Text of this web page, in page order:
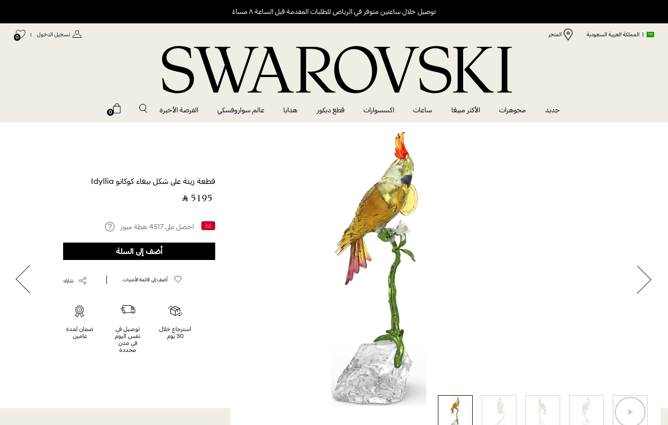
توصيل خلال ساعتين متوفر في الرياض للطلبات المقدمة قبل الساعة ٨ مساءً
| المملكة العربية السعودية المتجر تسجيل الدخول |
0
جديد مجوهرات الأكثر مبيعًا ساعات اكسسوارات قطع ديكور هدايا عالم سواروفسكي الفرصة الأخيرة 0
قطعة زينة على شكل ببغاء كوكاتو Idyllia
‎ ⃁ ⁦5195⁩ ‎
احصل على 4517 نقطة ميوز
أضف إلى السلة
أضف إلى قائمة الأمنيات شارك
استرجاع خلال
30 يوم
توصيل في
نفس اليوم
في مدن
محددة
ضمان لمدة
عامين